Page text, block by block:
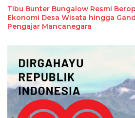
Tibu Bunter Bungalow Resmi
Ekonomi Desa Wisata hingga
Pengajar Mancanegara